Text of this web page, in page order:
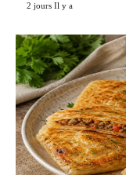
2 jours Il y a